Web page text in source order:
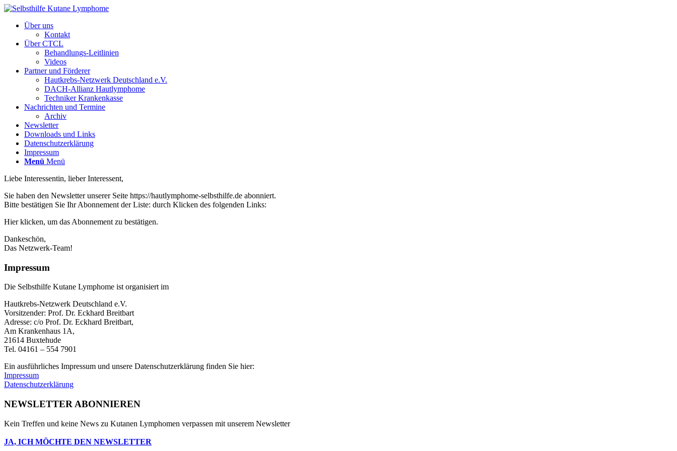
Über uns
Kontakt
Über CTCL
Behandlungs-Leitlinien
Videos
Partner und Förderer
Hautkrebs-Netzwerk Deutschland e.V.
DACH-Allianz Hautlymphome
Techniker Krankenkasse
Nachrichten und Termine
Archiv
Newsletter
Downloads und Links
Datenschutzerklärung
Impressum
Menü Menü
Liebe Interessentin, lieber Interessent,
Sie haben den Newsletter unserer Seite https://hautlymphome-selbsthilfe.de abonniert.
Bitte bestätigen Sie Ihr Abonnement der Liste: durch Klicken des folgenden Links:
Hier klicken, um das Abonnement zu bestätigen.
Dankeschön,
Das Netzwerk-Team!
Impressum
Die Selbsthilfe Kutane Lymphome ist organisiert im
Hautkrebs-Netzwerk Deutschland e.V.
Vorsitzender: Prof. Dr. Eckhard Breitbart
Adresse: c/o Prof. Dr. Eckhard Breitbart,
Am Krankenhaus 1A,
21614 Buxtehude
Tel. 04161 – 554 7901
Ein ausführliches Impressum und unsere Datenschutzerklärung finden Sie hier:
Impressum
Datenschutzerklärung
NEWSLETTER ABONNIEREN
Kein Treffen und keine News zu Kutanen Lymphomen verpassen mit unserem Newsletter
JA, ICH MÖCHTE DEN NEWSLETTER